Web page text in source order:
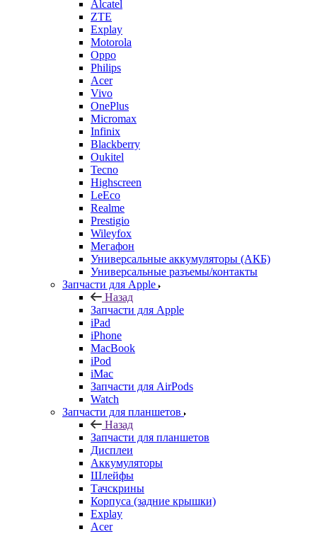
Alcatel
ZTE
Explay
Motorola
Oppo
Philips
Acer
Vivo
OnePlus
Micromax
Infinix
Blackberry
Oukitel
Tecno
Highscreen
LeEco
Realme
Prestigio
Wileyfox
Мегафон
Универсальные аккумуляторы (АКБ)
Универсальные разъемы/контакты
Запчасти для Apple
Назад
Запчасти для Apple
iPad
iPhone
MacBook
iPod
iMac
Запчасти для AirPods
Watch
Запчасти для планшетов
Назад
Запчасти для планшетов
Дисплеи
Аккумуляторы
Шлейфы
Тачскрины
Корпуса (задние крышки)
Explay
Acer